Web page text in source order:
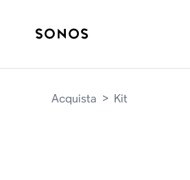
Acquista > Kit